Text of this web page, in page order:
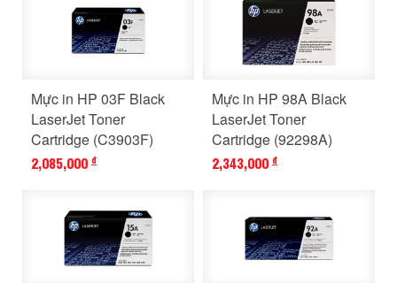
Mực in HP 03F Black
LaserJet Toner
Cartridge (C3903F)
2,085,000 đ
Mực in HP 98A Black
LaserJet Toner
Cartridge (92298A)
2,343,000 đ